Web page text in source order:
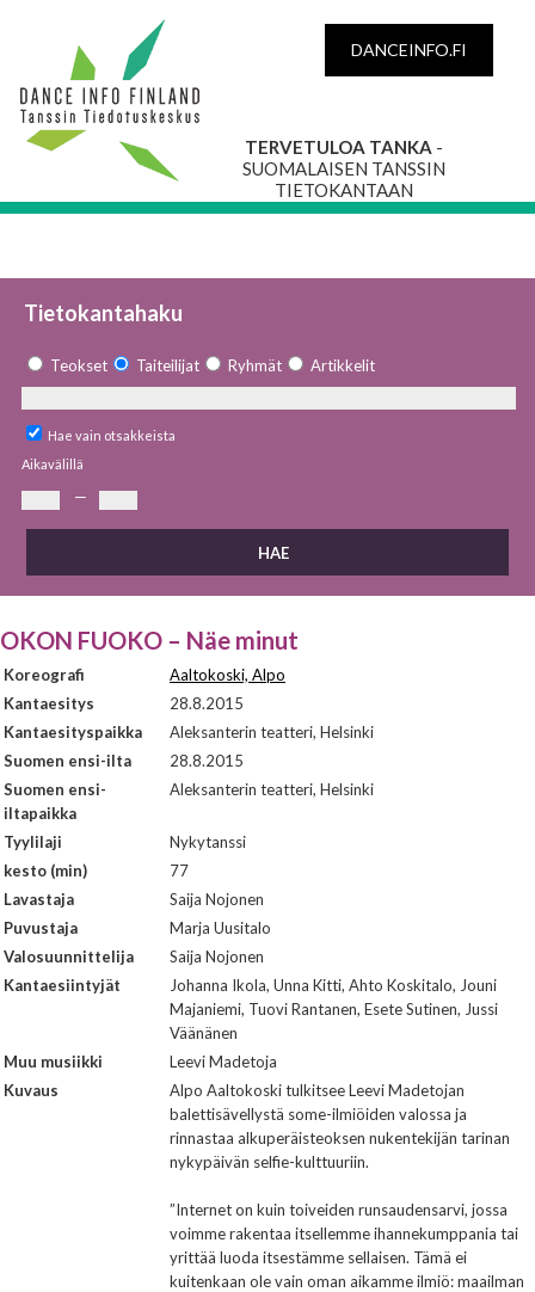
DANCEINFO.FI
TERVETULOA TANKA -
SUOMALAISEN TANSSIN
TIETOKANTAAN
Tietokantahaku
Teokset Taiteilijat Ryhmät Artikkelit
Hae vain otsakkeista
Aikavälillä
—
OKON FUOKO – Näe minut
Koreografi
Aaltokoski, Alpo
Kantaesitys
28.8.2015
Kantaesityspaikka
Aleksanterin teatteri, Helsinki
Suomen ensi-ilta
28.8.2015
Suomen ensi-
iltapaikka
Aleksanterin teatteri, Helsinki
Tyylilaji
Nykytanssi
kesto (min)
77
Lavastaja
Saija Nojonen
Puvustaja
Marja Uusitalo
Valosuunnittelija
Saija Nojonen
Kantaesiintyjät
Johanna Ikola, Unna Kitti, Ahto Koskitalo, Jouni
Majaniemi, Tuovi Rantanen, Esete Sutinen, Jussi
Väänänen
Muu musiikki
Leevi Madetoja
Kuvaus
Alpo Aaltokoski tulkitsee Leevi Madetojan
balettisävellystä some-ilmiöiden valossa ja
rinnastaa alkuperäisteoksen nukentekijän tarinan
nykypäivän selfie-kulttuuriin.
”Internet on kuin toiveiden runsaudensarvi, jossa
voimme rakentaa itsellemme ihannekumppania tai
yrittää luoda itsestämme sellaisen. Tämä ei
kuitenkaan ole vain oman aikamme ilmiö: maailman